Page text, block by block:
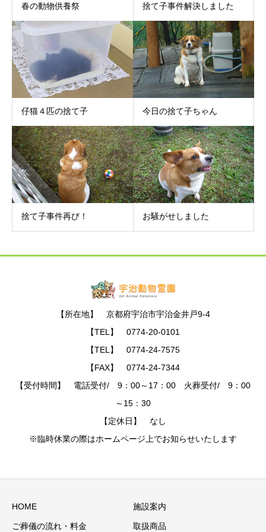
春の動物供養祭 捨て子事件解決しました
仔猫４匹の捨て子 今日の捨て子ちゃん
捨て子事件再び！ お騒がせしました
【所在地】 京都府宇治市宇治金井戸9-4
【TEL】 0774-20-0101
【TEL】 0774-24-7575
【FAX】 0774-24-7344
【受付時間】 電話受付/ 9：00～17：00 火葬受付/ 9：00
～15：30
【定休日】 なし
※臨時休業の際はホームページ上でお知らせいたします
HOME 施設案内
ご葬儀の流れ・料金 取扱商品